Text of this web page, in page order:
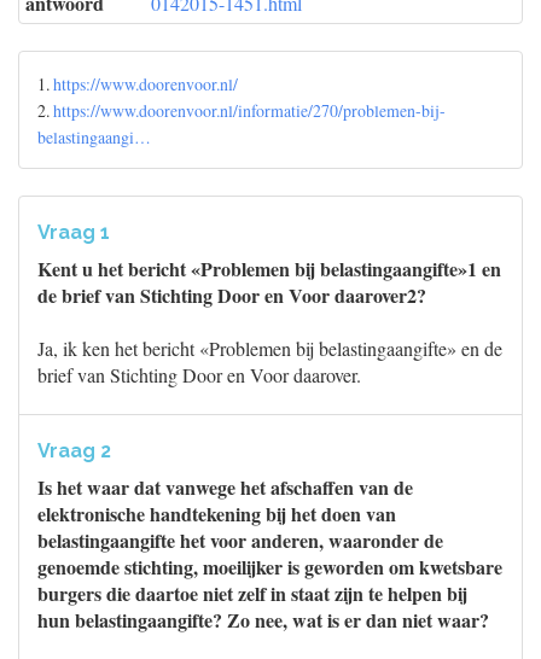
1.https://www.doorenvoor.nl/
2.https://www.doorenvoor.nl/informatie/270/problemen-bij-
belastingaangi…
Vraag 1
Kent u het bericht «Problemen bij belastingaangifte»1 en
de brief van Stichting Door en Voor daarover2?
Ja, ik ken het bericht «Problemen bij belastingaangifte» en de
brief van Stichting Door en Voor daarover.
Vraag 2
Is het waar dat vanwege het afschaffen van de
elektronische handtekening bij het doen van
belastingaangifte het voor anderen, waaronder de
genoemde stichting, moeilijker is geworden om kwetsbare
burgers die daartoe niet zelf in staat zijn te helpen bij
hun belastingaangifte? Zo nee, wat is er dan niet waar?